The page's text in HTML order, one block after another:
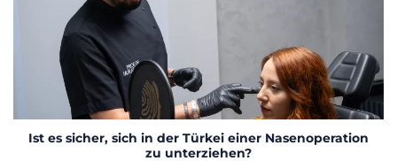
Ist es sicher, sich in der Türkei einer Nasenoperation
zu unterziehen?